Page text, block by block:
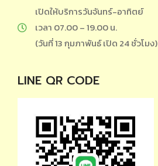
เปิดให้บริการวันจันทร์-อาทิตย์
เวลา 07.00 – 19.00 น.
(วันที่ 13 กุมภาพันธ์ เปิด 24 ชั่วโมง)
LINE QR CODE